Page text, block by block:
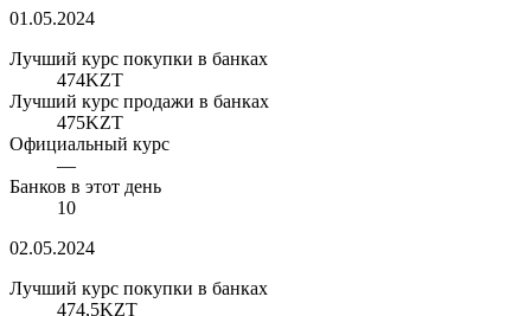
01.05.2024
Лучший курс покупки в банках
474KZT
Лучший курс продажи в банках
475KZT
Официальный курс
—
Банков в этот день
10
02.05.2024
Лучший курс покупки в банках
474,5KZT